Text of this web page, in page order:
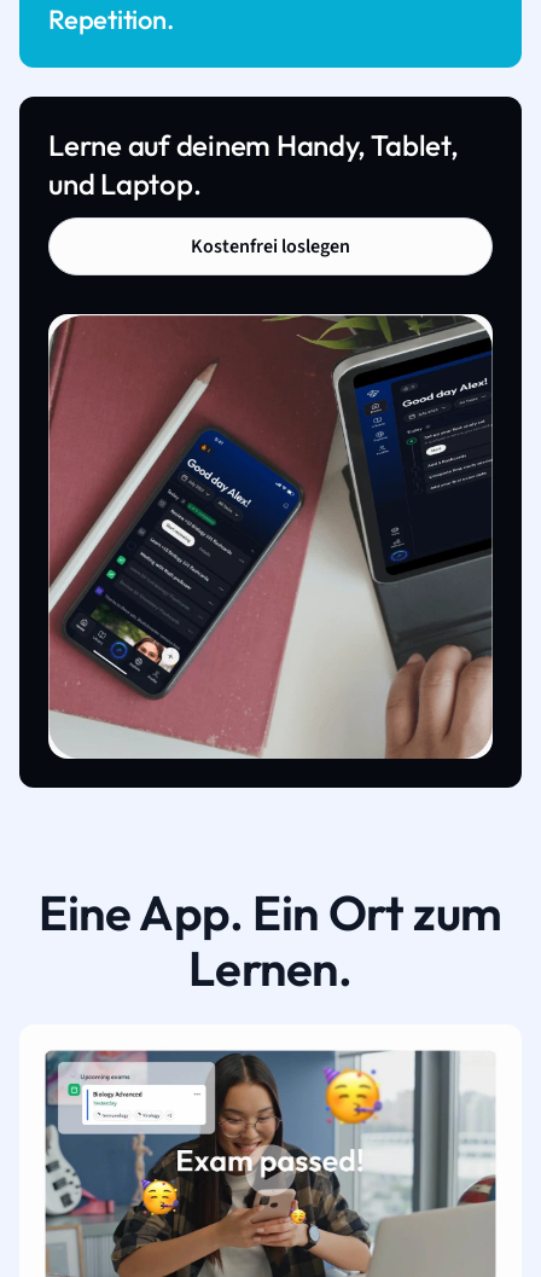
Repetition.
Lerne auf deinem Handy, Tablet,
und Laptop.
Kostenfrei loslegen
Eine App. Ein Ort zum
Lernen.